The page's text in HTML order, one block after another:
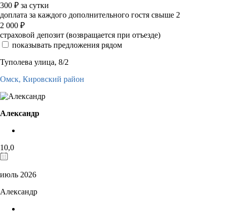
300 ₽ за сутки
доплата за каждого дополнительного гостя свыше 2
2 000 ₽
страховой депозит (возвращается при отъезде)
показывать предложения рядом
Туполева улица, 8/2
Омск, Кировский район
Александр
10,0
июль 2026
Александр